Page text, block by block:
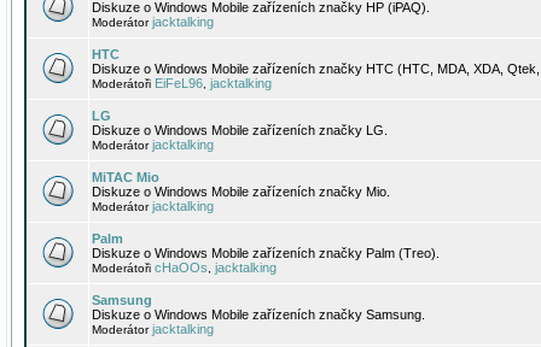
Diskuze o Windows Mobile zařízeních značky HP (iPAQ).
Moderátorjacktalking
HTC
Diskuze o Windows Mobile zařízeních značky HTC (HTC, MDA, XDA,
Moderátoři EiFeL96 jacktalking
LG
Diskuze o Windows Mobile zařízeních značky LG.
Moderátorjacktalking
MiTAC Mio
Diskuze o Windows Mobile zařízeních značky Mio.
Moderátorjacktalking
Palm
Diskuze o Windows Mobile zařízeních značky Palm (Treo).
Moderátoři cHaOOs jacktalking
Samsung
Diskuze o Windows Mobile zařízeních značky Samsung.
Moderátorjacktalking